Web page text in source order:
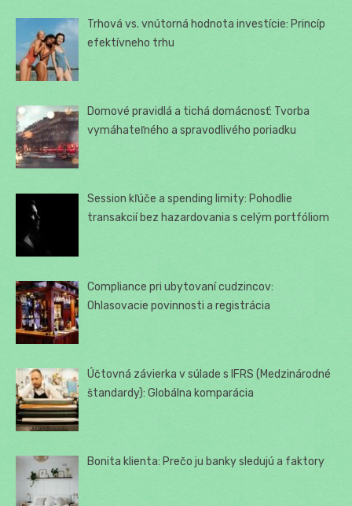
Trhová vs. vnútorná hodnota investície: Princíp
efektívneho trhu
Domové pravidlá a tichá domácnosť: Tvorba
vymáhateľného a spravodlivého poriadku
Session kľúče a spending limity: Pohodlie
transakcií bez hazardovania s celým portfóliom
Compliance pri ubytovaní cudzincov:
Ohlasovacie povinnosti a registrácia
Účtovná závierka v súlade s IFRS (Medzinárodné
štandardy): Globálna komparácia
Bonita klienta: Prečo ju banky sledujú a faktory